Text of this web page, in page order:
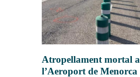
Atropellament mortal a
l’Aeroport de Menorca